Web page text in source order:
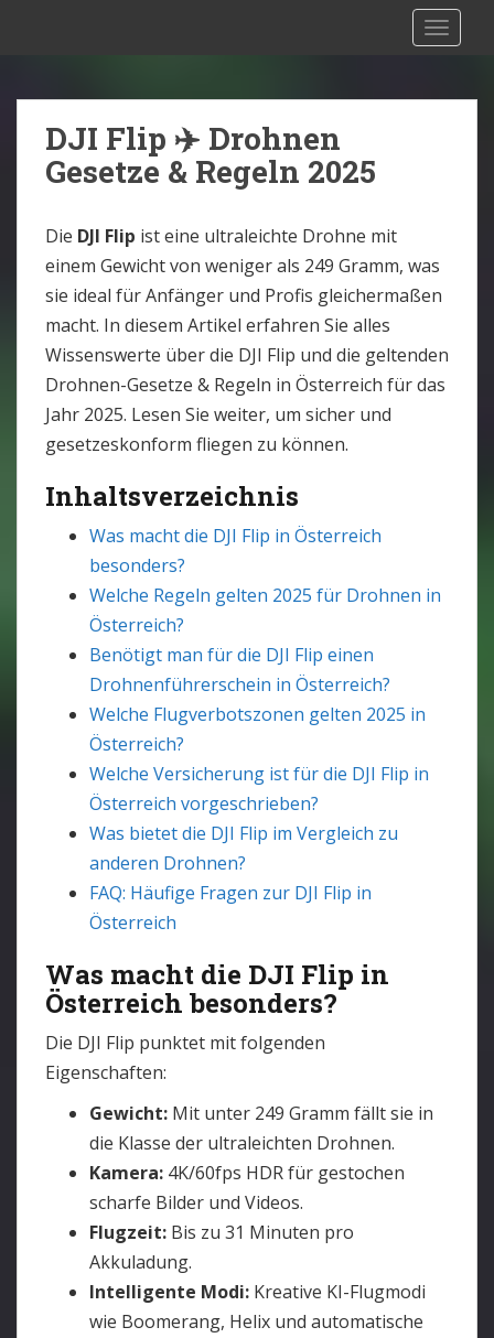
DJI Flip ✈️ Drohnen
Gesetze & Regeln 2025
Die DJI Flip ist eine ultraleichte Drohne mit
einem Gewicht von weniger als 249 Gramm, was
sie ideal für Anfänger und Profis gleichermaßen
macht. In diesem Artikel erfahren Sie alles
Wissenswerte über die DJI Flip und die geltenden
Drohnen-Gesetze & Regeln in Österreich für das
Jahr 2025. Lesen Sie weiter, um sicher und
gesetzeskonform fliegen zu können.
Inhaltsverzeichnis
Was macht die DJI Flip in Österreich
besonders?
Welche Regeln gelten 2025 für Drohnen in
Österreich?
Benötigt man für die DJI Flip einen
Drohnenführerschein in Österreich?
Welche Flugverbotszonen gelten 2025 in
Österreich?
Welche Versicherung ist für die DJI Flip in
Österreich vorgeschrieben?
Was bietet die DJI Flip im Vergleich zu
anderen Drohnen?
FAQ: Häufige Fragen zur DJI Flip in
Österreich
Was macht die DJI Flip in
Österreich besonders?
Die DJI Flip punktet mit folgenden
Eigenschaften:
Gewicht: Mit unter 249 Gramm fällt sie in
die Klasse der ultraleichten Drohnen.
Kamera: 4K/60fps HDR für gestochen
scharfe Bilder und Videos.
Flugzeit: Bis zu 31 Minuten pro
Akkuladung.
Intelligente Modi: Kreative KI-Flugmodi
wie Boomerang, Helix und automatische